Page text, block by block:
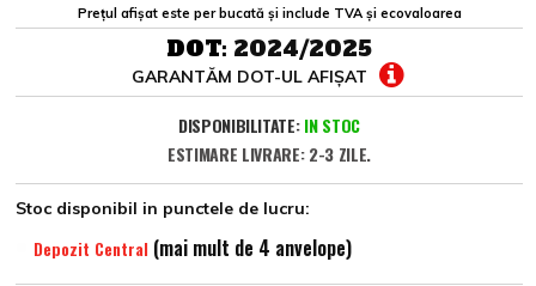
Prețul afișat este per bucată și include TVA și ecovaloarea
DOT: 2024/2025
GARANTĂM DOT-UL AFIȘAT
DISPONIBILITATE: IN STOC
ESTIMARE LIVRARE: 2-3 ZILE.
Stoc disponibil in punctele de lucru:
Depozit Central (mai mult de 4 anvelope)